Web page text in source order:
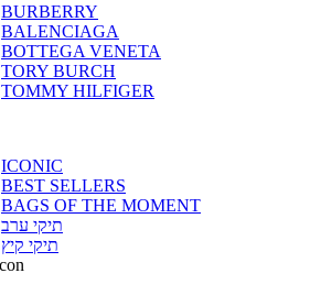
BURBERRY
BALENCIAGA
BOTTEGA VENETA
TORY BURCH
TOMMY HILFIGER
ICONIC
BEST SELLERS
BAGS OF THE MOMENT
תיקי ערב
תיקי קיץ